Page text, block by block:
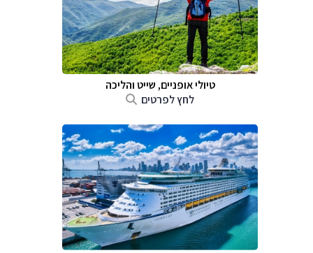
טיולי אופניים, שייט והליכה
לחץ לפרטים